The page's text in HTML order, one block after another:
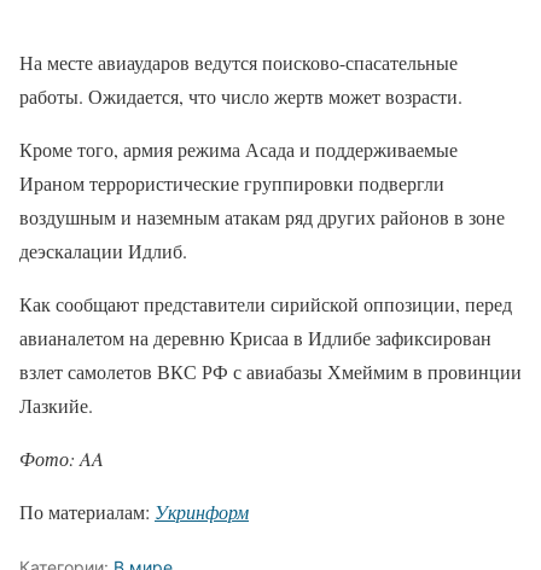
На месте авиаударов ведутся поисково-спасательные
работы. Ожидается, что число жертв может возрасти.
Кроме того, армия режима Асада и поддерживаемые
Ираном террористические группировки подвергли
воздушным и наземным атакам ряд других районов в зоне
деэскалации Идлиб.
Как сообщают представители сирийской оппозиции, перед
авианалетом на деревню Крисаа в Идлибе зафиксирован
взлет самолетов ВКС РФ с авиабазы Хмеймим в провинции
Лазкийе.
Фото: AA
По материалам: Укринформ